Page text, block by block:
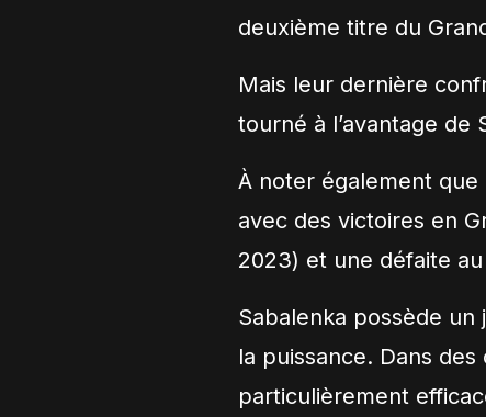
deuxième titre du
Mais leur dernière
tourné à l’avantage de
À noter également que
avec des victoires en
2023) et une défaite
Sabalenka possède
la puissance. Dans
particulièrement